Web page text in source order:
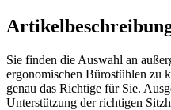
Sie finden die Auswahl an
ergonomischen Bürostühlen
genau das Richtige für Sie.
Unterstützung der richtigen